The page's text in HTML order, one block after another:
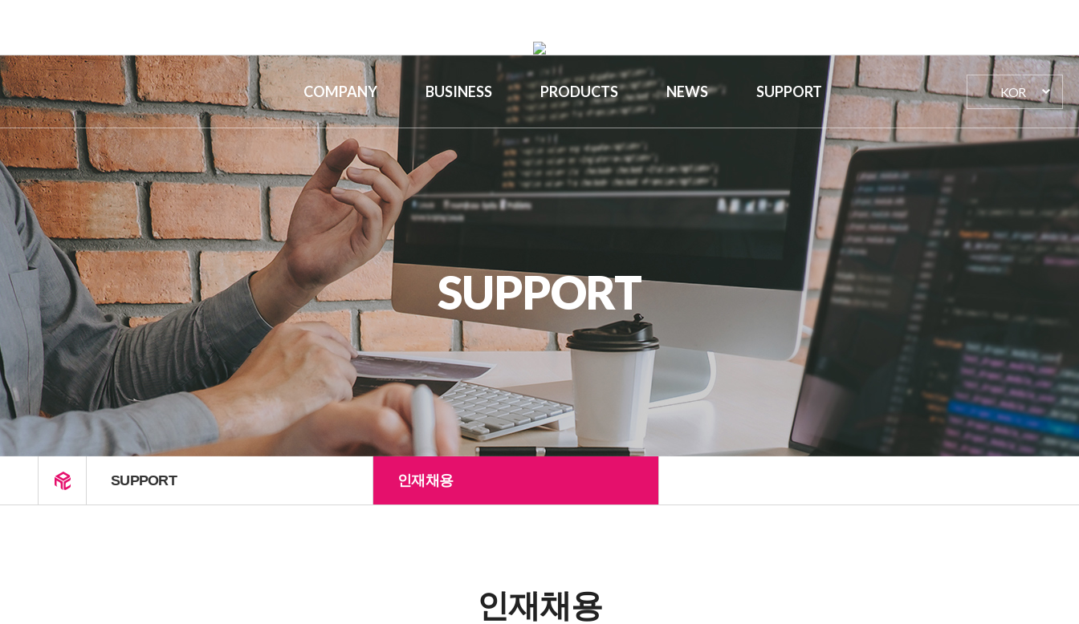
COMPANY BUSINESS PRODUCTS NEWS SUPPORT KOR
SUPPORT
SUPPORT 인재채용
인재채용